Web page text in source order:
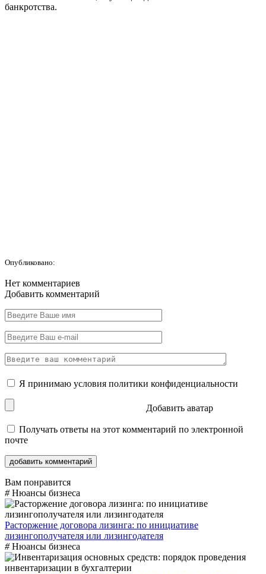
банкротства.
Опубликовано:
Нет комментариев
Добавить комментарий
Я принимаю условия политики конфиденциальности
Добавить аватар
Получать ответы на этот комментарий по электронной
почте
Вам понравится
# Нюансы бизнеса
Расторжение договора лизинга: по инициативе
лизингополучателя или лизингодателя
# Нюансы бизнеса